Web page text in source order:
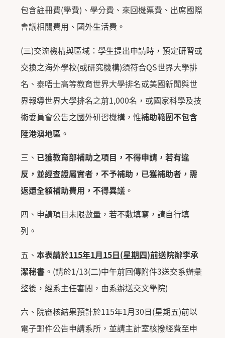
包含註冊費(學費)、學分費、來回機票費、出席國際
會議相關費用、國外生活費。
(三)交流機構與區域：學生提出申請時，預定研習或
交換之海外學校(或研究機構)須符合QS世界大學排
名、泰唔士高等教育世界大學排名或美國新聞與世
界報導世界大學排名之前1,000名，或國家科學及技
術委員會公告之國外研習機構，惟補助範圍不包含
陸港澳地區 。
三、 已獲教育部補助之項目，不得申請，若有違
反，並經查證屬實者，不予補助，已獲補助者，需
返還全額補助費用，不得異議 。
四、申請項目未限數量，若不敷填寫，請自行填
列。
五、本表請於115年1月15日(星期四)前送院辦李承
潔秘書 。(請於1/13(二)中午前回傳附件3送交系辦彙
整後，經系主任審閱，由系辦送交文學院)
六、院審核結果預計於115年1月30日(星期五)前以
電子郵件公告申請系所，並請主計室核撥經費至申